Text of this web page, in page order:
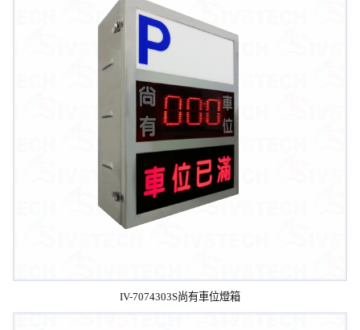
IV-7074303S尚有車位燈箱